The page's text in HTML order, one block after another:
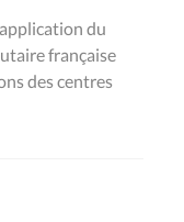
du
française
des centres